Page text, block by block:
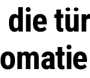
die